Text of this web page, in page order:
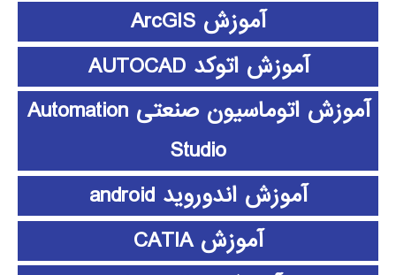
آموزش ArcGIS
آموزش اتوکد AUTOCAD
آموزش اتوماسیون صنعتی Automation
Studio
آموزش اندوروید android
آموزش CATIA